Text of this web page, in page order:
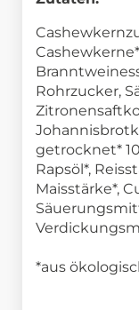
Cashewkerne*
Rohrzucker,
getrocknet*
Rapsöl*,
Maisstärke*,
*aus